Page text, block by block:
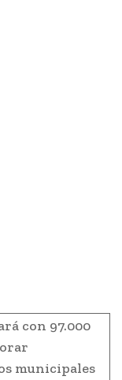
con 97.000
municipales